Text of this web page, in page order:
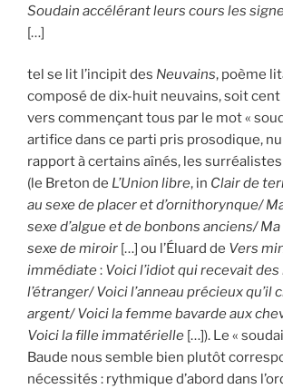
Soudain accélérant leurs cours les
[…]
tel se lit l’incipit des Neuvains, poème
composé de dix-huit neuvains, soit
vers commençant tous par le mot «
artifice dans ce parti pris prosodique,
rapport à certains aînés, les
(le Breton de L’Union libre, in Clair de
au sexe de placer et d’ornithorynque/
sexe d’algue et de bonbons anciens/
sexe de miroir […] ou l’Éluard de Vers
immédiate: Voici l’idiot qui recevait
l’étranger/ Voici l’anneau précieux qu’il
argent/ Voici la femme bavarde aux
Voici la fille immatérielle […]). Le «
Baude nous semble bien plutôt
nécessités : rythmique d’abord dans